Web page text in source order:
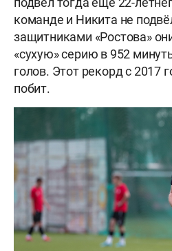
команде и Никита не
защитниками «Ростова»
«сухую» серию в 952
голов. Этот рекорд с 2017
побит.